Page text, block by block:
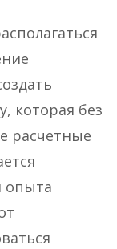
которая без
расчетные
опыта